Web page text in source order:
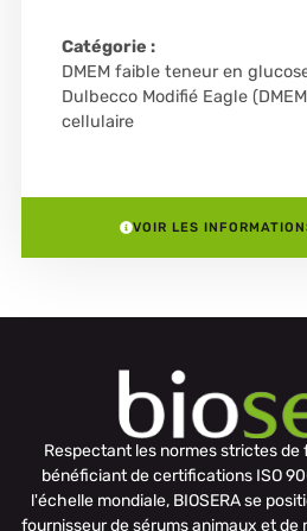
Catégorie :
DMEM faible teneur en
Dulbecco Modifié Eagle
cellulaire
VOIR LES
Respectant les normes strictes
bénéficiant de certifications ISO
l'échelle mondiale, BIOSERA se
fournisseur de sérums animaux et de